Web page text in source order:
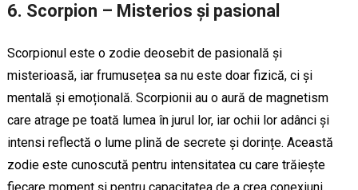
6. Scorpion – Misterios și pasional
Scorpionul este o zodie deosebit de pasională și
misterioasă, iar frumusețea sa nu este doar fizică, ci și
mentală și emoțională. Scorpionii au o aură de magnetism
care atrage pe toată lumea în jurul lor, iar ochii lor adânci și
intensi reflectă o lume plină de secrete și dorințe. Această
zodie este cunoscută pentru intensitatea cu care trăiește